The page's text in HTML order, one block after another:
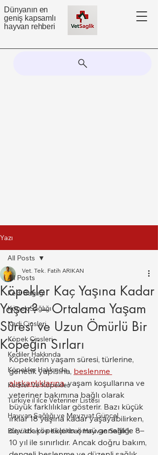
Dünyanın en
geniş kapsamlı
hayvan rehberi
Yazı
All Posts
Kedi Sağlığı
Köpek Sağlığı
Kedi Cinsleri
Köpek Cinsleri
Kediler Hakkında
Köpekler Hakkında
Kediler Ve Köpekler
Türkiye il ilce Veteriner Listesi
Hayvan Sağlığı ve Mevzuat Güncel
Büyükbaş ve Küçükbaş Hayvan Sağlığı
All Posts
Köpekler Kaç Yaşına Kadar
Yaşar? – Ortalama Yaşam
Süresi ve Uzun Ömürlü Bir
Köpeğin Sırları
Vet. Tek. Fatih ARIKAN
Köpeklerin yaşam süresi, türlerine,
genetik yapısına, beslenme
alışkanlıklarına, yaşam koşullarına ve
veteriner bakımına bağlı olarak
büyük farklılıklar gösterir. Bazı küçük
ırklar 18 yaşına kadar yaşayabilirken,
dev ırk köpeklerin ömrü genellikle 8–
10 yıl ile sınırlıdır. Ancak doğru bakım,